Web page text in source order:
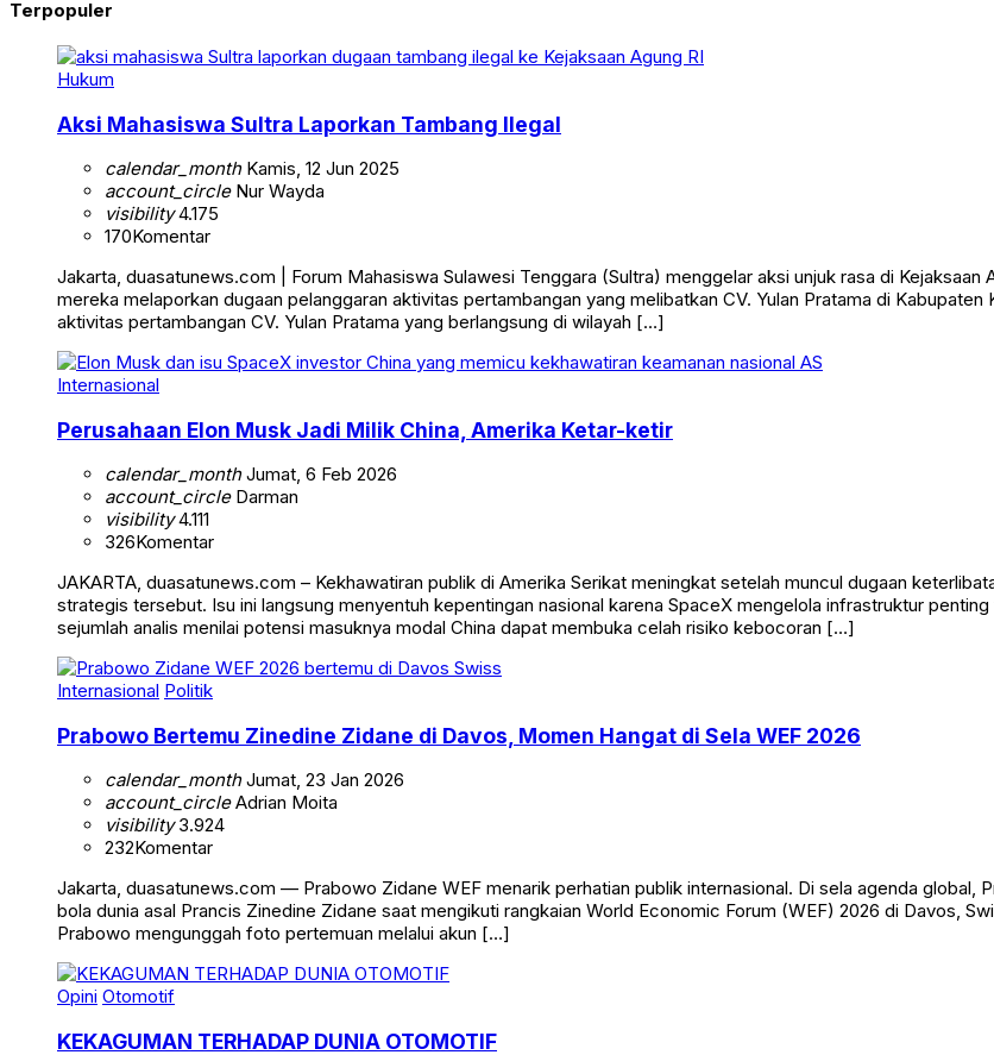
Terpopuler
Hukum
Aksi Mahasiswa Sultra Laporkan Tambang Ilegal
calendar_monthKamis, 12 Jun 2025
account_circleNur Wayda
visibility4.175
170Komentar
Jakarta, duasatunews.com | Forum Mahasiswa Sulawesi Tenggara (Sultra) menggelar aksi unjuk rasa di
mereka melaporkan dugaan pelanggaran aktivitas pertambangan yang melibatkan CV. Yulan Pratama di
aktivitas pertambangan CV. Yulan Pratama yang berlangsung di wilayah […]
Internasional
Perusahaan Elon Musk Jadi Milik China, Amerika Ketar-ketir
calendar_monthJumat, 6 Feb 2026
account_circleDarman
visibility4.111
326Komentar
JAKARTA, duasatunews.com – Kekhawatiran publik di Amerika Serikat meningkat setelah muncul dugaan
strategis tersebut. Isu ini langsung menyentuh kepentingan nasional karena SpaceX mengelola infrastruktur
sejumlah analis menilai potensi masuknya modal China dapat membuka celah risiko kebocoran […]
Internasional Politik
Prabowo Bertemu Zinedine Zidane di Davos, Momen Hangat di Sela WEF 2026
calendar_monthJumat, 23 Jan 2026
account_circleAdrian Moita
visibility3.924
232Komentar
Jakarta, duasatunews.com — Prabowo Zidane WEF menarik perhatian publik internasional. Di sela agenda
bola dunia asal Prancis Zinedine Zidane saat mengikuti rangkaian World Economic Forum (WEF) 2026 di Davos,
Prabowo mengunggah foto pertemuan melalui akun […]
Opini Otomotif
KEKAGUMAN TERHADAP DUNIA OTOMOTIF